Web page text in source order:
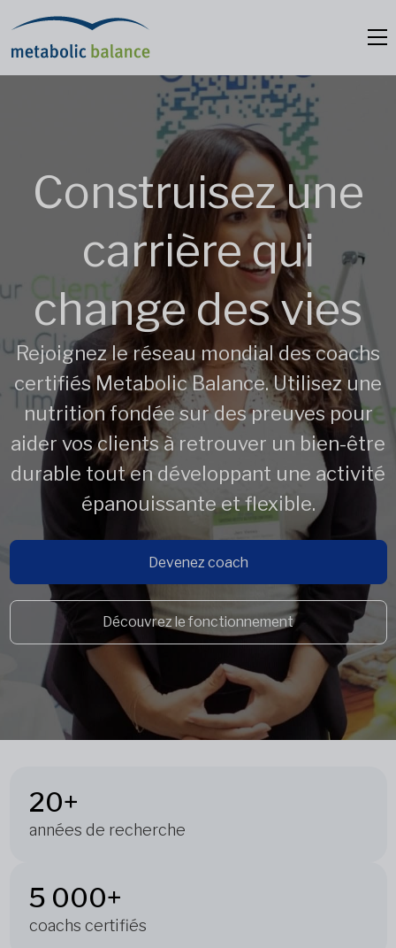
Construisez une
carrière qui
change des vies
Rejoignez le réseau mondial des coachs
certifiés Metabolic Balance. Utilisez une
nutrition fondée sur des preuves pour
aider vos clients à retrouver un bien-être
durable tout en développant une activité
épanouissante et flexible.
Devenez coach
Découvrez le fonctionnement
20+
années de recherche
5 000+
coachs certifiés